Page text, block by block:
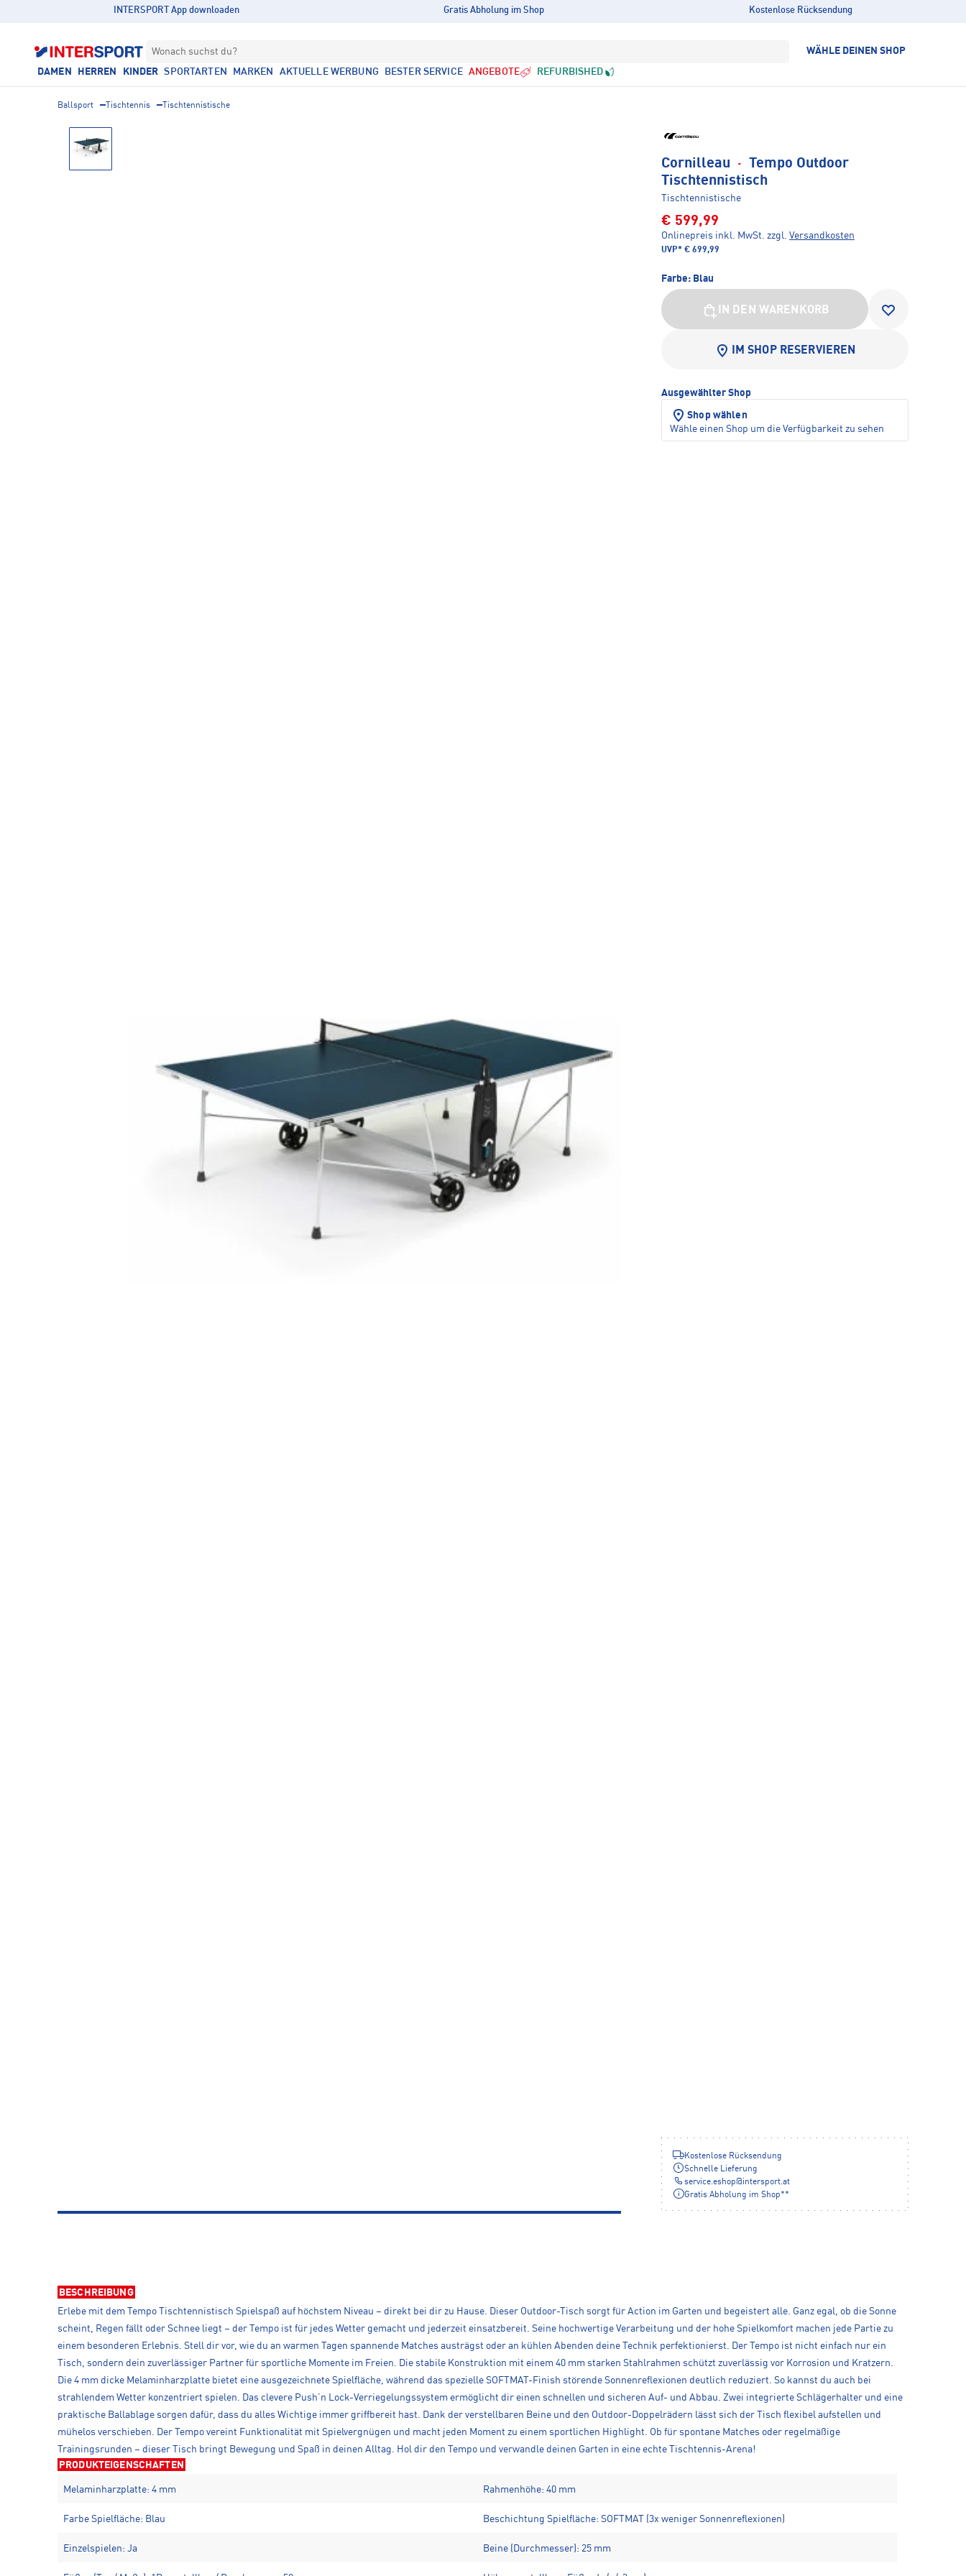
INTERSPORT App downloaden Gratis Abholung im Shop Kostenlose Rücksendung
Wonach suchst du? WÄHLE DEINEN SHOP
DAMEN HERREN KINDER SPORTARTEN MARKEN AKTUELLE WERBUNG BESTER SERVICE ANGEBOTE REFURBISHED
Ballsport Tischtennis Tischtennistische
Cornilleau · Tempo Outdoor
Tischtennistisch
Tischtennistische
€ 599,99
Onlinepreis inkl. MwSt. zzgl. Versandkosten
UVP* € 699,99
Farbe: Blau
IN DEN WARENKORB
IM SHOP RESERVIEREN
Ausgewählter Shop
Shop wählen
Wähle einen Shop um die Verfügbarkeit zu sehen
Kostenlose Rücksendung
Schnelle Lieferung
service.eshop@intersport.at
Gratis Abholung im Shop**
BESCHREIBUNG
Erlebe mit dem Tempo Tischtennistisch Spielspaß auf höchstem Niveau – direkt bei dir zu Hause. Dieser Outdoor-Tisch sorgt für Action im Garten und begeistert alle. Ganz egal, ob die Sonne
scheint, Regen fällt oder Schnee liegt – der Tempo ist für jedes Wetter gemacht und jederzeit einsatzbereit. Seine hochwertige Verarbeitung und der hohe Spielkomfort machen jede Partie zu
einem besonderen Erlebnis. Stell dir vor, wie du an warmen Tagen spannende Matches austrägst oder an kühlen Abenden deine Technik perfektionierst. Der Tempo ist nicht einfach nur ein
Tisch, sondern dein zuverlässiger Partner für sportliche Momente im Freien. Die stabile Konstruktion mit einem 40 mm starken Stahlrahmen schützt zuverlässig vor Korrosion und Kratzern.
Die 4 mm dicke Melaminharzplatte bietet eine ausgezeichnete Spielfläche, während das spezielle SOFTMAT-Finish störende Sonnenreflexionen deutlich reduziert. So kannst du auch bei
strahlendem Wetter konzentriert spielen. Das clevere Push’n Lock-Verriegelungssystem ermöglicht dir einen schnellen und sicheren Auf- und Abbau. Zwei integrierte Schlägerhalter und eine
praktische Ballablage sorgen dafür, dass du alles Wichtige immer griffbereit hast. Dank der verstellbaren Beine und den Outdoor-Doppelrädern lässt sich der Tisch flexibel aufstellen und
mühelos verschieben. Der Tempo vereint Funktionalität mit Spielvergnügen und macht jeden Moment zu einem sportlichen Highlight. Ob für spontane Matches oder regelmäßige
Trainingsrunden – dieser Tisch bringt Bewegung und Spaß in deinen Alltag. Hol dir den Tempo und verwandle deinen Garten in eine echte Tischtennis-Arena!
PRODUKTEIGENSCHAFTEN
Melaminharzplatte: 4 mm Rahmenhöhe: 40 mm
Farbe Spielfläche: Blau Beschichtung Spielfläche: SOFTMAT (3x weniger Sonnenreflexionen)
Einzelspielen: Ja Beine (Durchmesser): 25 mm